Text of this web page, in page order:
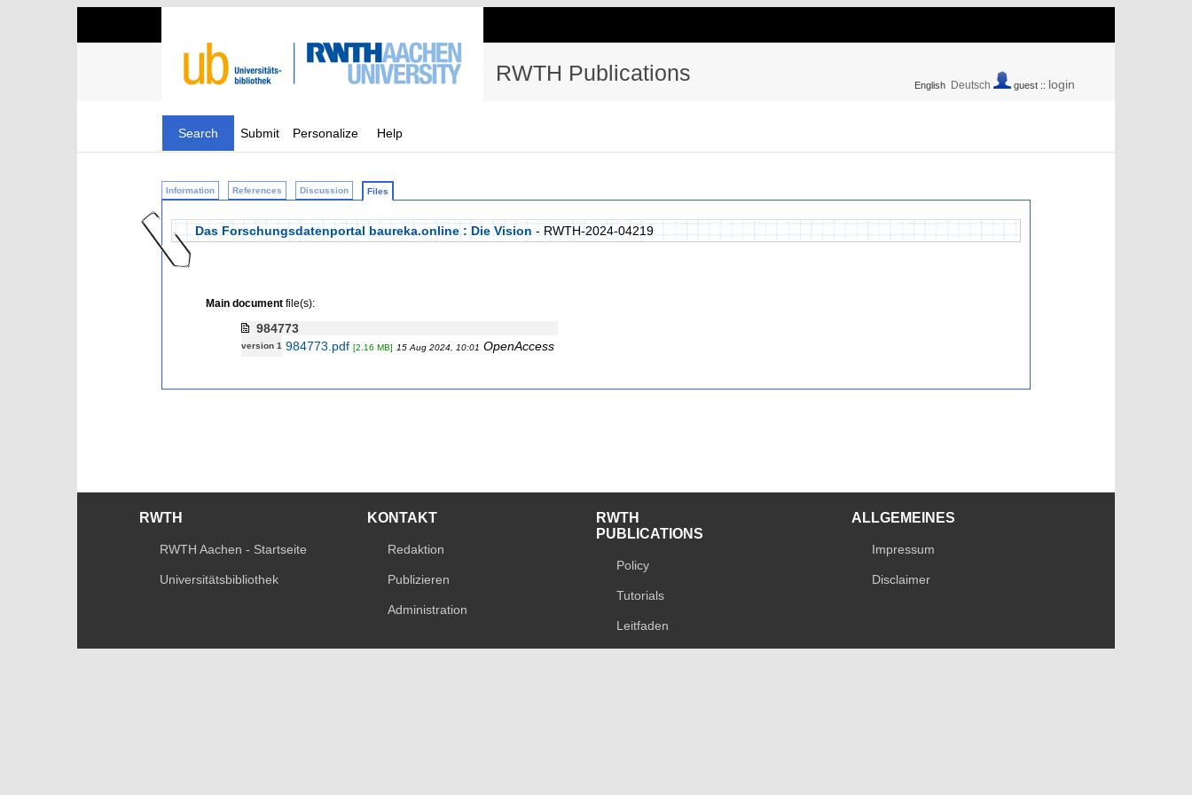
RWTH Publications English Deutsch guest :: login
Search Submit Personalize Help
Information References Discussion Files
Das Forschungsdatenportal baureka.online : Die Vision - RWTH-2024-04219
Main documentfile(s):
984773
version 1 984773.pdf [2.16 MB] 15 Aug 2024, 10:01 OpenAccess
RWTH
RWTH Aachen - Startseite
Universitätsbibliothek
KONTAKT
Redaktion
Publizieren
Administration
RWTH
PUBLICATIONS
Policy
Tutorials
Leitfaden
ALLGEMEINES
Impressum
Disclaimer